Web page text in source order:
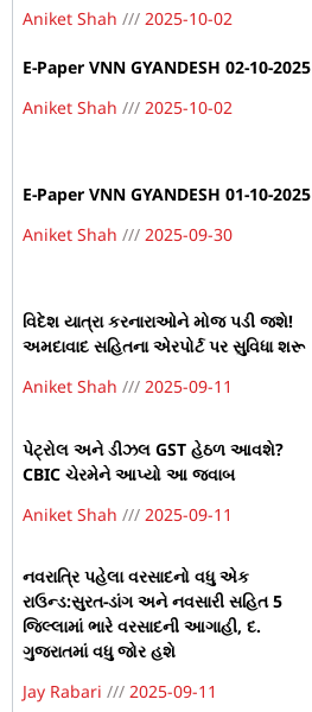
Aniket Shah
2025-10-02
E-Paper VNN GYANDESH 02-10-2025
Aniket Shah
2025-10-02
E-Paper VNN GYANDESH 01-10-2025
Aniket Shah
2025-09-30
વિદેશ યાત્રા કરનારાઓને મોજ પડી જશે!
અમદાવાદ સહિતના એરપોર્ટ પર સુવિધા શરૂ
Aniket Shah
2025-09-11
પેટ્રોલ અને ડીઝલ GST હેઠળ આવશે?
CBIC ચેરમેને આપ્યો આ જવાબ
Aniket Shah
2025-09-11
નવરાત્રિ પહેલા વરસાદનો વધુ એક
રાઉન્ડ:સુરત-ડાંગ અને નવસારી સહિત 5
જિલ્લામાં ભારે વરસાદની આગાહી, દ.
ગુજરાતમાં વધુ જોર હશે
Jay Rabari
2025-09-11